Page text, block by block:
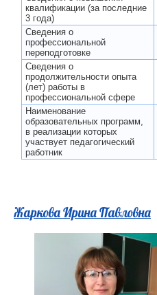
квалификации (за последние
3 года)
Сведения о
профессиональной
переподготовке
Сведения о
продолжительности опыта
(лет) работы в
профессиональной сфере
Наименование
образовательных программ,
в реализации которых
участвует педагогический
работник
Жаркова Ирина Павловна